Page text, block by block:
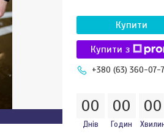
Купити
Купити з
+380 (63) 360-07-
00
Днів
00
Годин
00